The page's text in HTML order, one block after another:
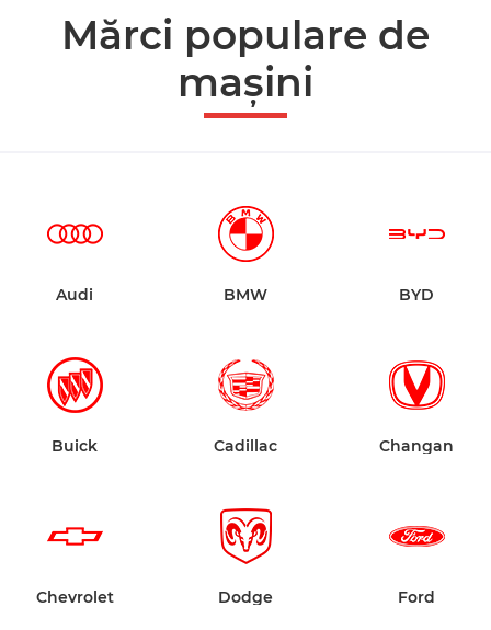
Mărci populare de
mașini
Audi BMW BYD
Buick Cadillac Changan
Chevrolet Dodge Ford